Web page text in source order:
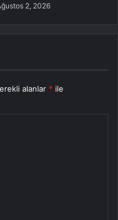
2, 2026
alanlar * ile